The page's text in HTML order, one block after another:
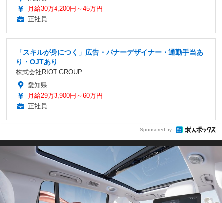
月給30万4,200円～45万円
正社員
「スキルが身につく」広告・バナーデザイナー・通勤手当あ
り・OJTあり
株式会社RIOT GROUP
愛知県
月給29万3,900円～60万円
正社員
Sponsored by